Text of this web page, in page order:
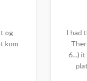
og
kom
I had
6…) it